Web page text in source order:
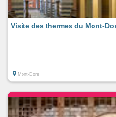
Visite des thermes du Mont-
Mont-Dore